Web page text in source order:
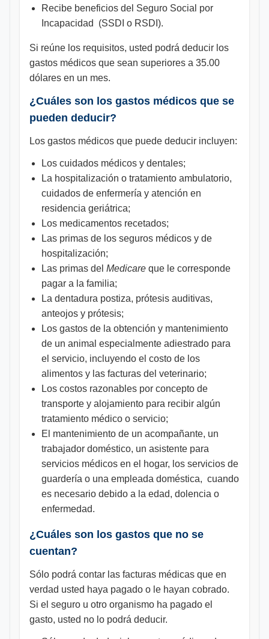
Recibe beneficios del Seguro Social por
Incapacidad (SSDI o RSDI).
Si reúne los requisitos, usted podrá deducir los
gastos médicos que sean superiores a 35.00
dólares en un mes.
¿Cuáles son los gastos médicos que se
pueden deducir?
Los gastos médicos que puede deducir incluyen:
Los cuidados médicos y dentales;
La hospitalización o tratamiento ambulatorio,
cuidados de enfermería y atención en
residencia geriátrica;
Los medicamentos recetados;
Las primas de los seguros médicos y de
hospitalización;
Las primas del Medicare que le corresponde
pagar a la familia;
La dentadura postiza, prótesis auditivas,
anteojos y prótesis;
Los gastos de la obtención y mantenimiento
de un animal especialmente adiestrado para
el servicio, incluyendo el costo de los
alimentos y las facturas del veterinario;
Los costos razonables por concepto de
transporte y alojamiento para recibir algún
tratamiento médico o servicio;
El mantenimiento de un acompañante, un
trabajador doméstico, un asistente para
servicios médicos en el hogar, los servicios de
guardería o una empleada doméstica, cuando
es necesario debido a la edad, dolencia o
enfermedad.
¿Cuáles son los gastos que no se
cuentan?
Sólo podrá contar las facturas médicas que en
verdad usted haya pagado o le hayan cobrado.
Si el seguro u otro organismo ha pagado el
gasto, usted no lo podrá deducir.